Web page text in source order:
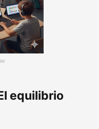
equilibrio